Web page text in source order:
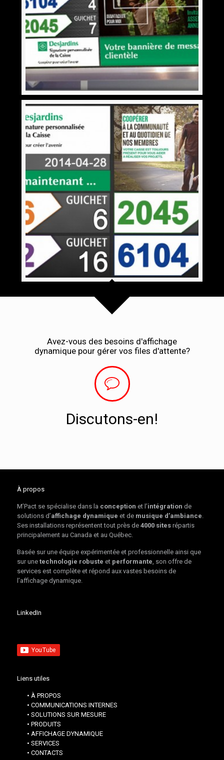
Avez-vous des besoins d'affichage
dynamique pour gérer vos files d'attente?
Discutons-en!
À propos
M’Pact se spécialise dans la conception et l’intégration de
solutions d’affichage dynamique et de musique d’ambiance
Ses installations représentent tout près de 4000 sitesrépartis
principalement au Canada et au Québec.
Basée sur une équipe expérimentée et professionnelle ainsi que
sur une technologie robuste et performante , son offre de
services est complète et répond aux vastes besoins de
l’affichage dynamique.
LinkedIn
Liens utiles
• À PROPOS
• COMMUNICATIONS INTERNES
• SOLUTIONS SUR MESURE
• PRODUITS
• AFFICHAGE DYNAMIQUE
• SERVICES
• CONTACTS